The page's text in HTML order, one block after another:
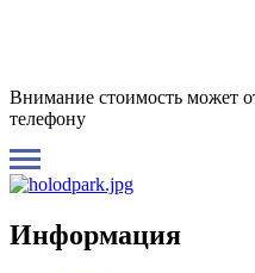
Внимание стоимость может
телефону
Информация